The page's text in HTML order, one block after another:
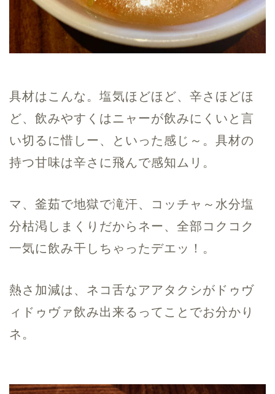
具材はこんな。塩気ほどほど、辛さほどほ
ど、飲みやすくはニャーが飲みにくいと言
い切るに惜しー、といった感じ～。具材の
持つ甘味は辛さに飛んで感知ムリ。
マ、釜茹で地獄で滝汗、コッチャ～水分塩
分枯渇しまくりだからネー、全部コクコク
一気に飲み干しちゃったデエッ！。
熱さ加減は、ネコ舌なアアタクシがドゥヴ
ィドゥヴァ飲み出来るってことでお分かり
ネ。